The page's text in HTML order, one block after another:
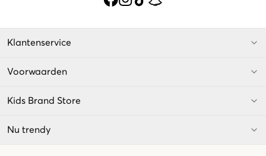
Klantenservice
Voorwaarden
Kids Brand Store
Nu trendy